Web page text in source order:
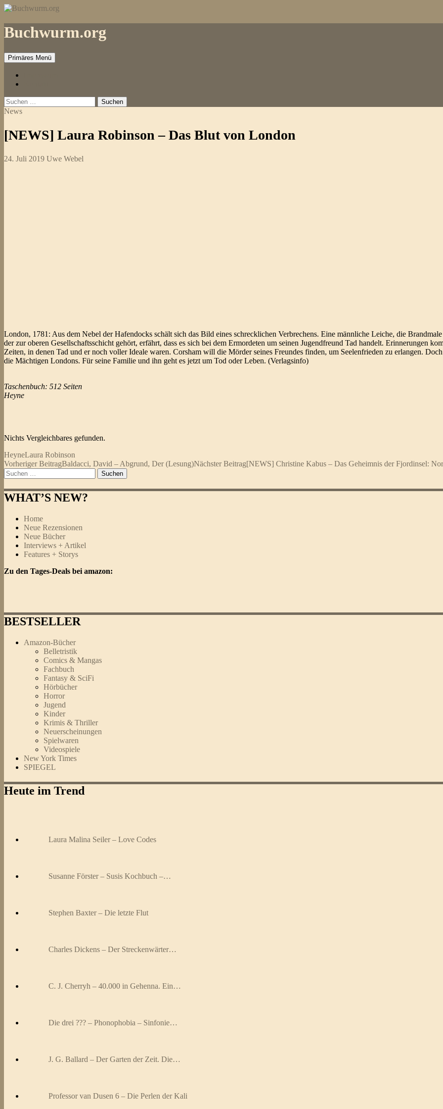
Zum
springen
Buchwurm.org
Primäres Menü
Suchen
nach:
News
[NEWS] Laura Robinson – Das Blut von London
24. Juli 2019 Uwe Webel
London, 1781: Aus dem Nebel der Hafendocks schält sich das Bild eines schrecklichen Verbrechens. Eine männliche Leiche, die
der zur oberen Gesellschaftsschicht gehört, erfährt, dass es sich bei dem Ermordeten um seinen Jugendfreund Tad handelt. Erinnerungen
Zeiten, in denen Tad und er noch voller Ideale waren. Corsham will die Mörder seines Freundes finden, um Seelenfrieden zu erlangen.
die Mächtigen Londons. Für seine Familie und ihn geht es jetzt um Tod oder Leben. (Verlagsinfo)
Taschenbuch: 512 Seiten
Heyne
Nichts Vergleichbares gefunden.
HeyneLaura Robinson
Beitragsnavigation
Vorheriger BeitragBaldacci, David – Abgrund, Der (Lesung)Nächster Beitrag[NEWS] Christine Kabus – Das Geheimnis der Fjordinsel:
Suchen
nach:
WHAT’S NEW?
Home
Neue Rezensionen
Neue Bücher
Interviews + Artikel
Features + Storys
Zu den Tages-Deals bei amazon:
BESTSELLER
Amazon-Bücher
Belletristik
Comics & Mangas
Fachbuch
Fantasy & SciFi
Hörbücher
Horror
Jugend
Kinder
Krimis & Thriller
Neuerscheinungen
Spielwaren
Videospiele
New York Times
SPIEGEL
Heute im Trend
Laura Malina Seiler – Love Codes
Susanne Förster – Susis Kochbuch –…
Stephen Baxter – Die letzte Flut
Charles Dickens – Der Streckenwärter…
C. J. Cherryh – 40.000 in Gehenna. Ein…
Die drei ??? – Phonophobia – Sinfonie…
J. G. Ballard – Der Garten der Zeit. Die…
Professor van Dusen 6 – Die Perlen der Kali